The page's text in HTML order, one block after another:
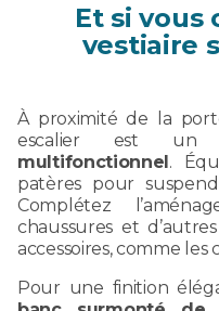
Et si vous
vestiaire
À proximité de la
escalier est
multifonctionnel.
patères pour
Complétez
chaussures et
accessoires, comme
Pour une finition